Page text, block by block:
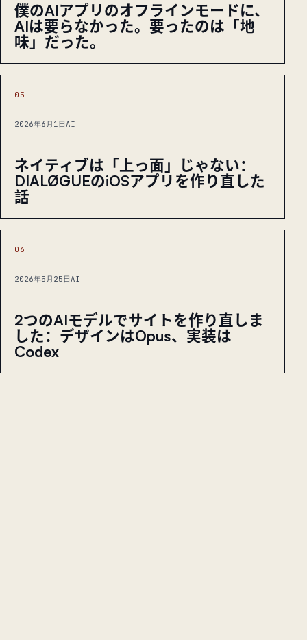
僕のAIアプリのオフラインモードに、
AIは要らなかった。要ったのは「地
味」だった。
05
2026年6月1日AI
ネイティブは「上っ面」じゃない：
DIALØGUEのiOSアプリを作り直した
話
06
2026年5月25日AI
2つのAIモデルでサイトを作り直しま
した：デザインはOpus、実装は
Codex